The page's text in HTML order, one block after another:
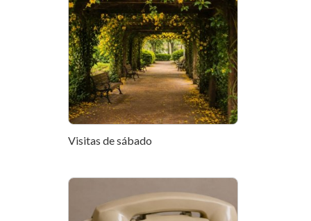
Visitas de sábado